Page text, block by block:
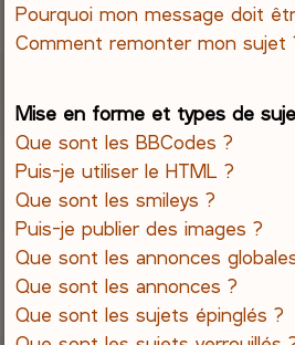
Pourquoi mon message doit
Comment remonter mon sujet
Mise en forme et types de
Que sont les BBCodes ?
Puis-je utiliser le HTML ?
Que sont les smileys ?
Puis-je publier des images ?
Que sont les annonces
Que sont les annonces ?
Que sont les sujets épinglés ?